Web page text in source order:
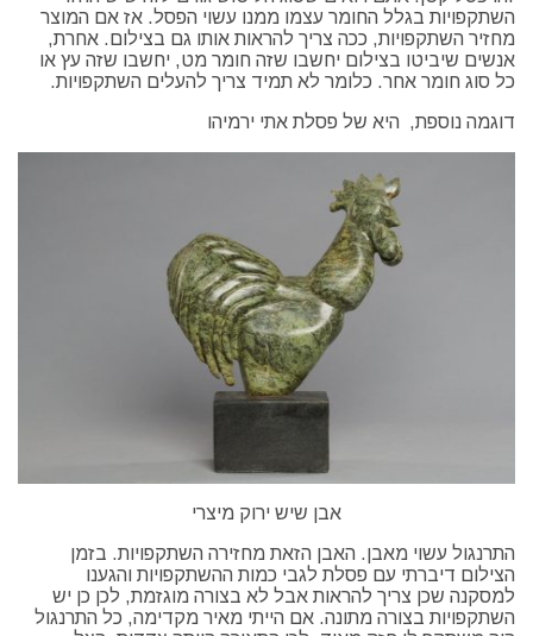
השתקפויות בגלל החומר עצמו ממנו עשוי הפסל. אז אם המוצר
מחזיר השתקפויות, ככה צריך להראות אותו גם בצילום. אחרת,
אנשים שיביטו בצילום יחשבו שזה חומר מט, יחשבו שזה עץ או
כל סוג חומר אחר. כלומר לא תמיד צריך להעלים השתקפויות.
דוגמה נוספת, היא של פסלת אתי ירמיהו
אבן שיש ירוק מיצרי
התרנגול עשוי מאבן. האבן הזאת מחזירה השתקפויות. בזמן
הצילום דיברתי עם פסלת לגבי כמות ההשתקפויות והגענו
למסקנה שכן צריך להראות אבל לא בצורה מוגזמת, לכן כן יש
השתקפויות בצורה מתונה. אם הייתי מאיר מקדימה, כל התרנגול